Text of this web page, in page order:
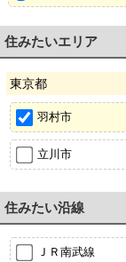
住みたいエリア
東京都
羽村市
立川市
住みたい沿線
ＪＲ南武線